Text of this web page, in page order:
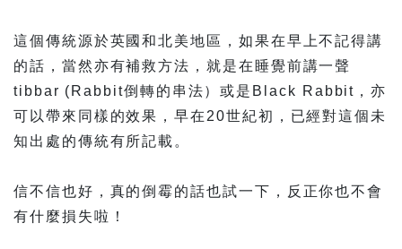
這個傳統源於英國和北美地區，如果在早上不記得講
的話，當然亦有補救方法，就是在睡覺前講一聲
tibbar (Rabbit倒轉的串法）或是Black Rabbit，亦
可以帶來同樣的效果，早在20世紀初，已經對這個未
知出處的傳統有所記載。
信不信也好，真的倒霉的話也試一下，反正你也不會
有什麼損失啦！